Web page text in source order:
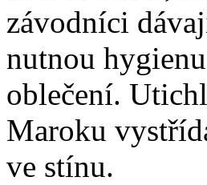
závodníci
nutnou
oblečení.
Maroku
ve stínu.